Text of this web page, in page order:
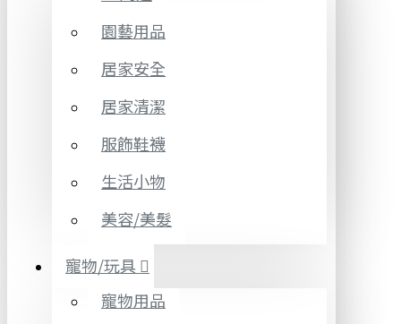
園藝用品
居家安全
居家清潔
服飾鞋襪
生活小物
美容/美髮
寵物/玩具
寵物用品